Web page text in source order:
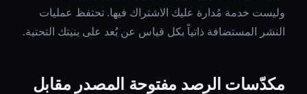
وليست خدمة مُدارة عليك الاشتراك فيها. تحتفظ عمليات
النشر المستضافة ذاتياً بكل قياس عن بُعد على بنيتك التحتية.
مكدّسات الرصد مفتوحة المصدر مقابل